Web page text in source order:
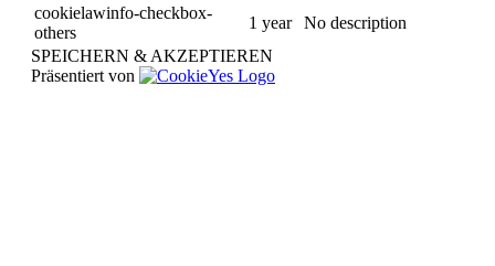
cookielawinfo-checkbox-
others
1 year
No description
SPEICHERN & AKZEPTIEREN
Präsentiert von